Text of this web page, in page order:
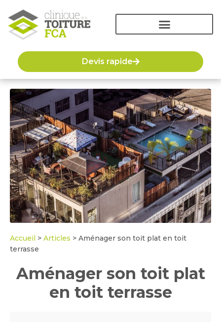
Devis rapide
Accueil > Articles > Aménager son toit plat en toit
terrasse
Aménager son toit plat
en toit terrasse